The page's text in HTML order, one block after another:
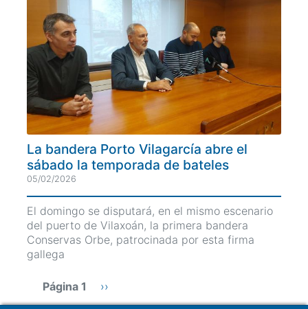
La bandera Porto Vilagarcía abre el
sábado la temporada de bateles
05/02/2026
El domingo se disputará, en el mismo escenario
del puerto de Vilaxoán, la primera bandera
Conservas Orbe, patrocinada por esta firma
gallega
Paginación
Página 1
Siguiente
página
››